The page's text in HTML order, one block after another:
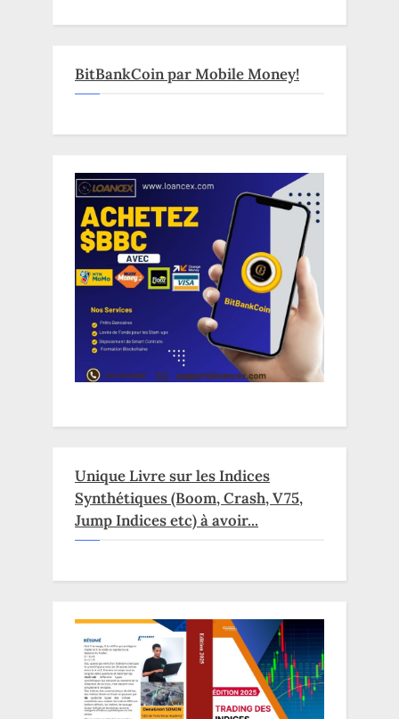
BitBankCoin par Mobile Money!
Unique Livre sur les Indices
Synthétiques (Boom, Crash, V75,
Jump Indices etc) à avoir...